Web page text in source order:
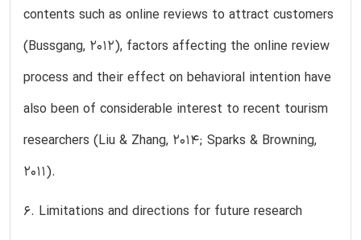
contents such as online reviews to attract customers
(Bussgang, 2012), factors affecting the online review
process and their effect on behavioral intention have
also been of considerable interest to recent tourism
researchers (Liu & Zhang, 2014; Sparks & Browning,
2011).
6. Limitations and directions for future research